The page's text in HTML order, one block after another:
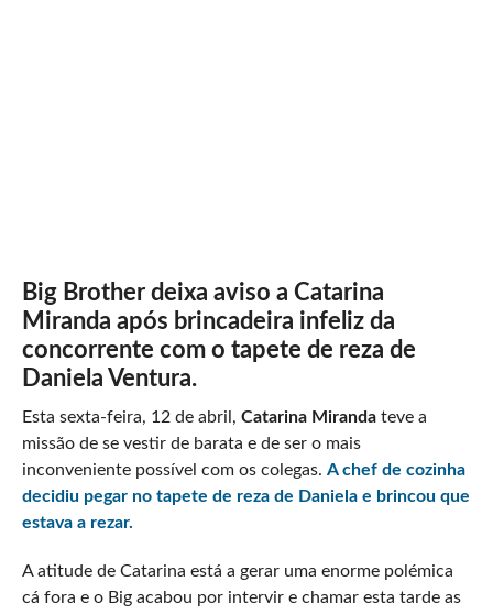
Big Brother deixa aviso a Catarina
Miranda após brincadeira infeliz da
concorrente com o tapete de reza de
Daniela Ventura.
Esta sexta-feira, 12 de abril, Catarina Mirandateve a
missão de se vestir de barata e de ser o mais
inconveniente possível com os colegas. A chef de cozinha
decidiu pegar no tapete de reza de Daniela e brincou que
estava a rezar.
A atitude de Catarina está a gerar uma enorme polémica
cá fora e o Big acabou por intervir e chamar esta tarde as